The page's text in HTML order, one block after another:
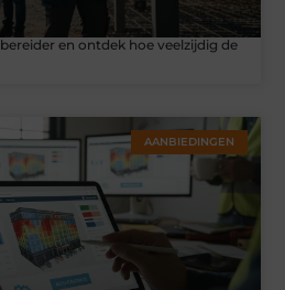
en ontdek hoe veelzijdig de
AANBIEDINGEN